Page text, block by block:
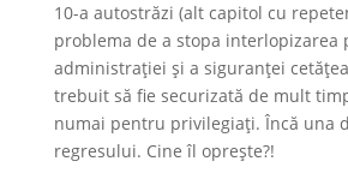
10-a autostrăzi (alt capitol cu
problema de a stopa interlopizarea
administraţiei şi a siguranţei
trebuit să fie securizată de mult
numai pentru privilegiaţi. Încă una
regresului. Cine îl opreşte?!